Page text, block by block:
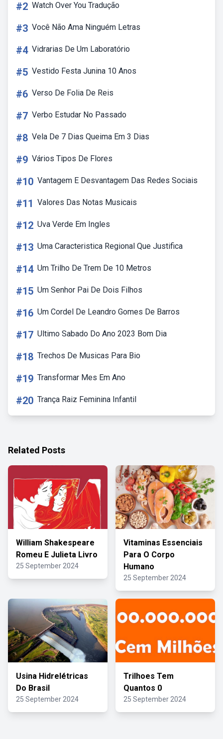
#2 Watch Over You Tradução
#3 Você Não Ama Ninguém Letras
#4 Vidrarias De Um Laboratório
#5 Vestido Festa Junina 10 Anos
#6 Verso De Folia De Reis
#7 Verbo Estudar No Passado
#8 Vela De 7 Dias Queima Em 3 Dias
#9 Vários Tipos De Flores
#10 Vantagem E Desvantagem Das Redes Sociais
#11 Valores Das Notas Musicais
#12 Uva Verde Em Ingles
#13 Uma Caracteristica Regional Que Justifica
#14 Um Trilho De Trem De 10 Metros
#15 Um Senhor Pai De Dois Filhos
#16 Um Cordel De Leandro Gomes De Barros
#17 Ultimo Sabado Do Ano 2023 Bom Dia
#18 Trechos De Musicas Para Bio
#19 Transformar Mes Em Ano
#20 Trança Raiz Feminina Infantil
Related Posts
William Shakespeare
Romeu E Julieta Livro
25 September 2024
Vitaminas Essenciais
Para O Corpo
Humano
25 September 2024
Usina Hidrelétricas
Do Brasil
25 September 2024
Trilhoes Tem
Quantos 0
25 September 2024